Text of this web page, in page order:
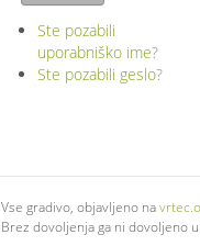
Ste pozabili
uporabniško ime?
Ste pozabili geslo?
Vse gradivo, objavljeno na
Brez dovoljenja ga ni dovoljeno